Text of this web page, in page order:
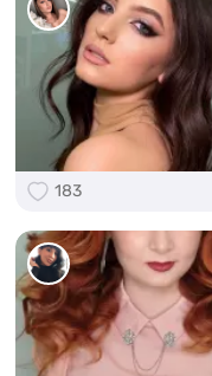
183